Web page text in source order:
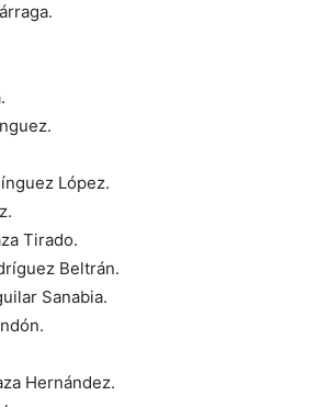
López.
Tirado.
Beltrán.
Sanabia.
Hernández.